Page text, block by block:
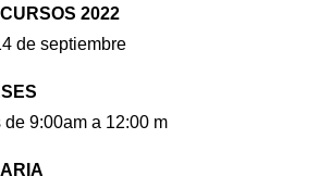
2022
de septiembre
9:00am a 12:00 m